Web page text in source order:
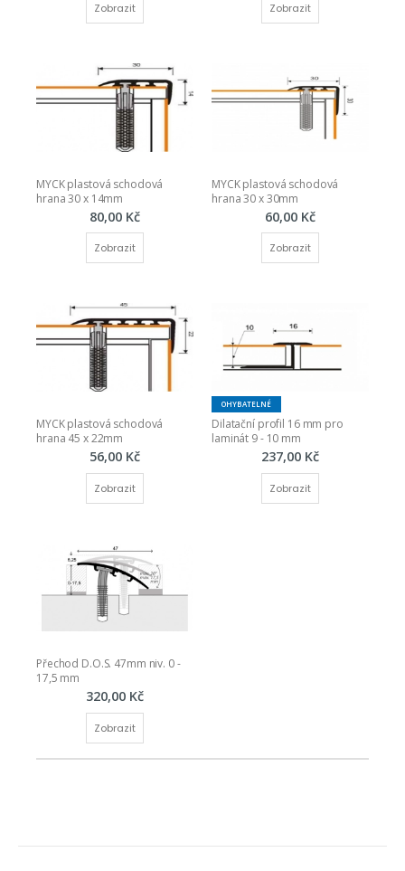
Zobrazit Zobrazit
MYCK plastová schodová
hrana 30 x 14mm
80,00 Kč
Zobrazit
MYCK plastová schodová
hrana 30 x 30mm
60,00 Kč
Zobrazit
MYCK plastová schodová
hrana 45 x 22mm
56,00 Kč
Zobrazit
OHYBATELNÉ
Dilatační profil 16 mm pro
laminát 9 - 10 mm
237,00 Kč
Zobrazit
Přechod D.O.S. 47mm niv. 0 -
17,5 mm
320,00 Kč
Zobrazit